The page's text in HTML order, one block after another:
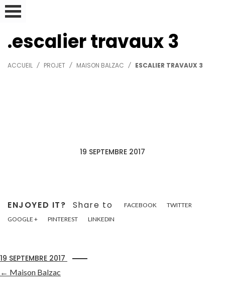
escalier travaux 3
ACCUEIL PROJET MAISON BALZAC ESCALIER TRAVAUX 3
19 SEPTEMBRE 2017
ENJOYED IT? Share to FACEBOOK
TWITTER
GOOGLE +
PINTEREST LINKEDIN
19 SEPTEMBRE 2017
← Maison Balzac